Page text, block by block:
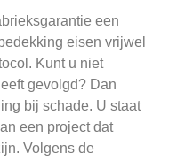
een
eisen vrijwel
Kunt u niet
gevolgd? Dan
bij schade. U staat
een project dat
Volgens de